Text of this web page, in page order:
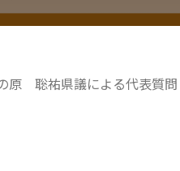
原 聡祐県議による代表質問